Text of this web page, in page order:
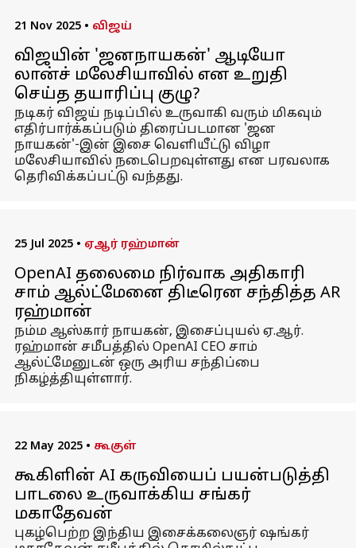
21 Nov 2025 • விஜய்
விஜயின் 'ஜனநாயகன்' ஆடியோ
லான்ச் மலேசியாவில் என உறுதி
செய்த தயாரிப்பு குழு?
நடிகர் விஜய் நடிப்பில் உருவாகி வரும் மிகவும்
எதிர்பார்க்கப்படும் திரைப்படமான 'ஜன
நாயகன்'-இன் இசை வெளியீட்டு விழா
மலேசியாவில் நடைபெறவுள்ளது என பரவலாக
தெரிவிக்கப்பட்டு வந்தது.
25 Jul 2025 • ஏஆர் ரஹ்மான்
OpenAI தலைமை நிர்வாக அதிகாரி
சாம் ஆல்ட்மேனை திடீரென சந்தித்த AR
ரஹ்மான்
நம்ம ஆஸ்கார் நாயகன், இசைப்புயல் ஏ.ஆர்.
ரஹ்மான் சமீபத்தில் OpenAI CEO சாம்
ஆல்ட்மேனுடன் ஒரு அரிய சந்திப்பை
நிகழ்த்தியுள்ளார்.
22 May 2025 • கூகுள்
கூகிளின் AI கருவியைப் பயன்படுத்தி
பாடலை உருவாக்கிய சங்கர்
மகாதேவன்
புகழ்பெற்ற இந்திய இசைக்கலைஞர் ஷங்கர்